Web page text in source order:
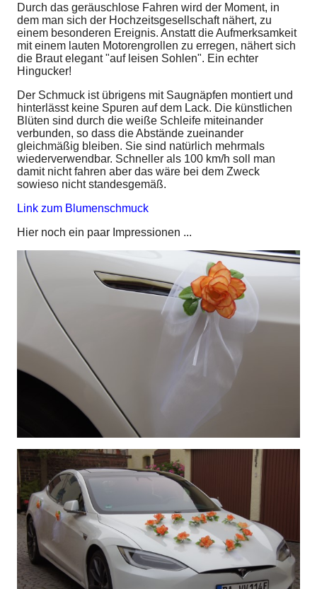
Durch das geräuschlose Fahren wird der Moment, in
dem man sich der Hochzeitsgesellschaft nähert, zu
einem besonderen Ereignis. Anstatt die Aufmerksamkeit
mit einem lauten Motorengrollen zu erregen, nähert sich
die Braut elegant "auf leisen Sohlen". Ein echter
Hingucker!
Der Schmuck ist übrigens mit Saugnäpfen montiert und
hinterlässt keine Spuren auf dem Lack. Die künstlichen
Blüten sind durch die weiße Schleife miteinander
verbunden, so dass die Abstände zueinander
gleichmäßig bleiben. Sie sind natürlich mehrmals
wiederverwendbar. Schneller als 100 km/h soll man
damit nicht fahren aber das wäre bei dem Zweck
sowieso nicht standesgemäß.
Link zum Blumenschmuck
Hier noch ein paar Impressionen ...